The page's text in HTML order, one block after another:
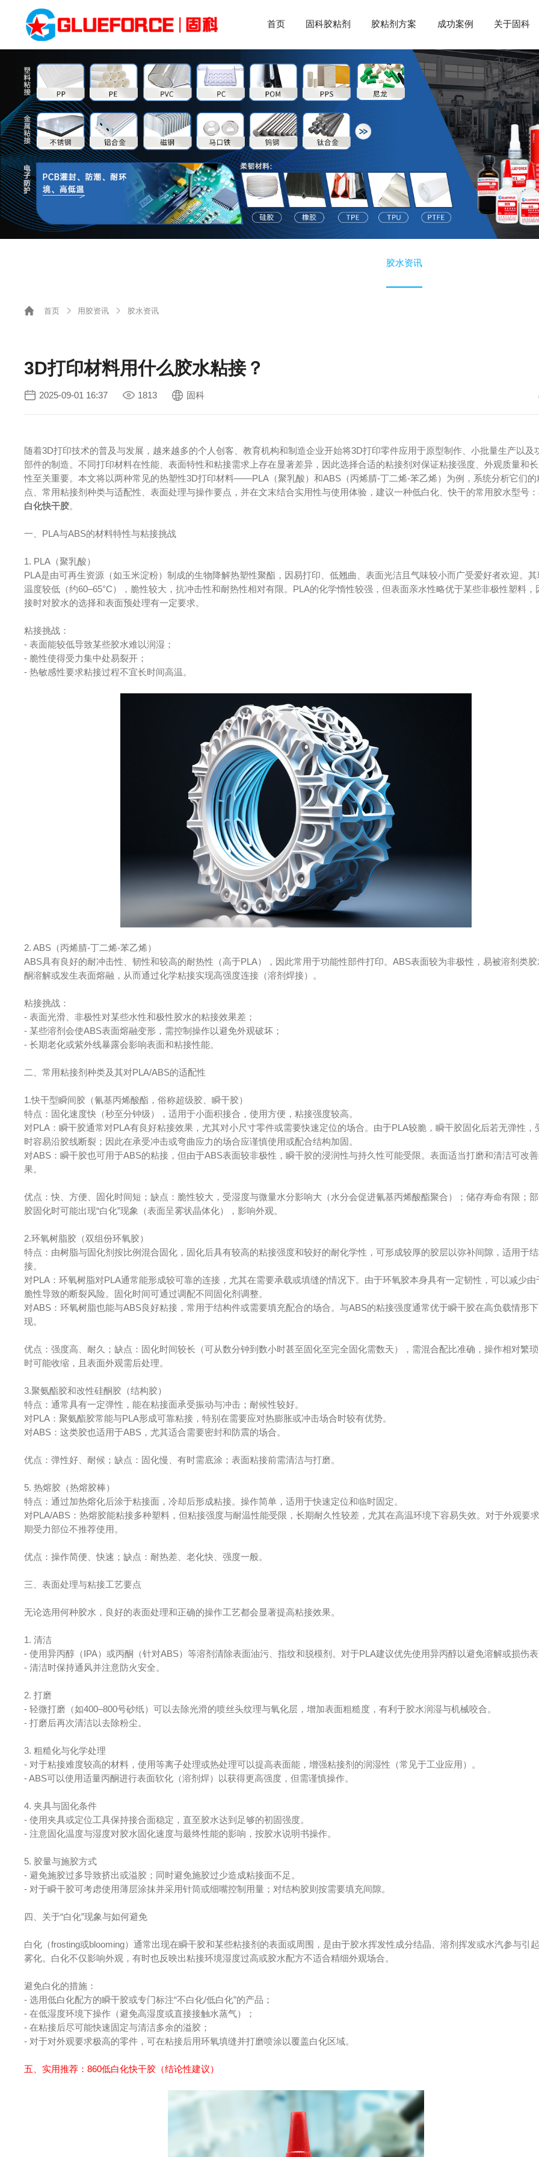
首页 固科胶粘剂 胶粘剂方案 成功案例 关于固科
胶水资讯
首页 用胶资讯 胶水资讯
3D打印材料用什么胶水粘接？
2025-09-01 16:37 1813 固科
随着3D打印技术的普及与发展，越来越多的个人创客、教育机构和制造企业开始将3D打印零件应用于原型制作、小批量生产以及
部件的制造。不同打印材料在性能、表面特性和粘接需求上存在显著差异，因此选择合适的粘接剂对保证粘接强度、外观质量和
性至关重要。本文将以两种常见的热塑性3D打印材料——PLA（聚乳酸）和ABS（丙烯腈-丁二烯-苯乙烯）为例，系统分析它们的
点、常用粘接剂种类与适配性、表面处理与操作要点，并在文末结合实用性与使用体验，建议一种低白化、快干的常用胶水型号
白化快干胶。
一、PLA与ABS的材料特性与粘接挑战
1. PLA（聚乳酸）
PLA是由可再生资源（如玉米淀粉）制成的生物降解热塑性聚酯，因易打印、低翘曲、表面光洁且气味较小而广受爱好者欢迎。
温度较低（约60–65°C），脆性较大，抗冲击性和耐热性相对有限。PLA的化学惰性较强，但表面亲水性略优于某些非极性塑料，
接时对胶水的选择和表面预处理有一定要求。
粘接挑战：
- 表面能较低导致某些胶水难以润湿；
- 脆性使得受力集中处易裂开；
- 热敏感性要求粘接过程不宜长时间高温。
2. ABS（丙烯腈-丁二烯-苯乙烯）
ABS具有良好的耐冲击性、韧性和较高的耐热性（高于PLA），因此常用于功能性部件打印。ABS表面较为非极性，易被溶剂类
酮溶解或发生表面熔融，从而通过化学粘接实现高强度连接（溶剂焊接）。
粘接挑战：
- 表面光滑、非极性对某些水性和极性胶水的粘接效果差；
- 某些溶剂会使ABS表面熔融变形，需控制操作以避免外观破坏；
- 长期老化或紫外线暴露会影响表面和粘接性能。
二、常用粘接剂种类及其对PLA/ABS的适配性
1.快干型瞬间胶（氰基丙烯酸酯，俗称超级胶、瞬干胶）
特点：固化速度快（秒至分钟级），适用于小面积接合，使用方便，粘接强度较高。
对PLA：瞬干胶通常对PLA有良好粘接效果，尤其对小尺寸零件或需要快速定位的场合。由于PLA较脆，瞬干胶固化后若无弹性，
时容易沿胶线断裂；因此在承受冲击或弯曲应力的场合应谨慎使用或配合结构加固。
对ABS：瞬干胶也可用于ABS的粘接，但由于ABS表面较非极性，瞬干胶的浸润性与持久性可能受限。表面适当打磨和清洁可改
果。
优点：快、方便、固化时间短；缺点：脆性较大，受湿度与微量水分影响大（水分会促进氰基丙烯酸酯聚合）；储存寿命有限；
胶固化时可能出现“白化”现象（表面呈雾状晶体化），影响外观。
2.环氧树脂胶（双组份环氧胶）
特点：由树脂与固化剂按比例混合固化，固化后具有较高的粘接强度和较好的耐化学性，可形成较厚的胶层以弥补间隙，适用于
接。
对PLA：环氧树脂对PLA通常能形成较可靠的连接，尤其在需要承载或填缝的情况下。由于环氧胶本身具有一定韧性，可以减少由
脆性导致的断裂风险。固化时间可通过调配不同固化剂调整。
对ABS：环氧树脂也能与ABS良好粘接，常用于结构件或需要填充配合的场合。与ABS的粘接强度通常优于瞬干胶在高负载情形
现。
优点：强度高、耐久；缺点：固化时间较长（可从数分钟到数小时甚至固化至完全固化需数天），需混合配比准确，操作相对繁
时可能收缩，且表面外观需后处理。
3.聚氨酯胶和改性硅酮胶（结构胶）
特点：通常具有一定弹性，能在粘接面承受振动与冲击；耐候性较好。
对PLA：聚氨酯胶常能与PLA形成可靠粘接，特别在需要应对热膨胀或冲击场合时较有优势。
对ABS：这类胶也适用于ABS，尤其适合需要密封和防震的场合。
优点：弹性好、耐候；缺点：固化慢、有时需底涂；表面粘接前需清洁与打磨。
5. 热熔胶（热熔胶棒）
特点：通过加热熔化后涂于粘接面，冷却后形成粘接。操作简单，适用于快速定位和临时固定。
对PLA/ABS：热熔胶能粘接多种塑料，但粘接强度与耐温性能受限，长期耐久性较差，尤其在高温环境下容易失效。对于外观要
期受力部位不推荐使用。
优点：操作简便、快速；缺点：耐热差、老化快、强度一般。
三、表面处理与粘接工艺要点
无论选用何种胶水，良好的表面处理和正确的操作工艺都会显著提高粘接效果。
1. 清洁
- 使用异丙醇（IPA）或丙酮（针对ABS）等溶剂清除表面油污、指纹和脱模剂。对于PLA建议优先使用异丙醇以避免溶解或损伤
- 清洁时保持通风并注意防火安全。
2. 打磨
- 轻微打磨（如400–800号砂纸）可以去除光滑的喷丝头纹理与氧化层，增加表面粗糙度，有利于胶水润湿与机械咬合。
- 打磨后再次清洁以去除粉尘。
3. 粗糙化与化学处理
- 对于粘接难度较高的材料，使用等离子处理或热处理可以提高表面能，增强粘接剂的润湿性（常见于工业应用）。
- ABS可以使用适量丙酮进行表面软化（溶剂焊）以获得更高强度，但需谨慎操作。
4. 夹具与固化条件
- 使用夹具或定位工具保持接合面稳定，直至胶水达到足够的初固强度。
- 注意固化温度与湿度对胶水固化速度与最终性能的影响，按胶水说明书操作。
5. 胶量与施胶方式
- 避免施胶过多导致挤出或溢胶；同时避免施胶过少造成粘接面不足。
- 对于瞬干胶可考虑使用薄层涂抹并采用针筒或细嘴控制用量；对结构胶则按需要填充间隙。
四、关于“白化”现象与如何避免
白化（frosting或blooming）通常出现在瞬干胶和某些粘接剂的表面或周围，是由于胶水挥发性成分结晶、溶剂挥发或水汽参与引
雾化。白化不仅影响外观，有时也反映出粘接环境湿度过高或胶水配方不适合精细外观场合。
避免白化的措施：
- 选用低白化配方的瞬干胶或专门标注“不白化/低白化”的产品；
- 在低湿度环境下操作（避免高湿度或直接接触水蒸气）；
- 在粘接后尽可能快速固定与清洁多余的溢胶；
- 对于对外观要求极高的零件，可在粘接后用环氧填缝并打磨喷涂以覆盖白化区域。
五、实用推荐：860低白化快干胶 （结论性建议）